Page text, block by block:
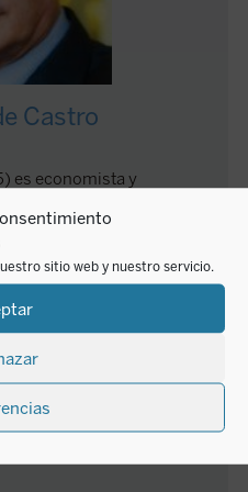
sitio web y nuestro servicio.
Castro
es economista y
consejero comercial de
URSS, secretario general
y de Economía;
del Banco de España
en el Banco
(2005-2008); y
artículos sobre